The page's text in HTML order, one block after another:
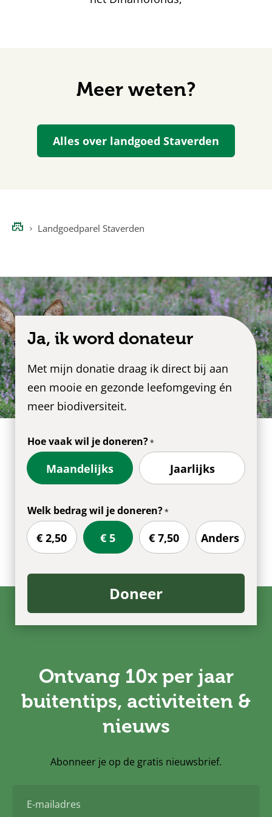
Meer weten?
Alles over landgoed Staverden
Landgoedparel Staverden
Ja, ik word donateur
Met mijn donatie draag ik direct bij aan
een mooie en gezonde leefomgeving én
meer biodiversiteit.
Hoe vaak wil je doneren?
Maandelijks Jaarlijks
Welk bedrag wil je doneren?
€ 2,50 € 5 € 7,50 Anders
Doneer
Ontvang 10x per jaar
buitentips, activiteiten &
nieuws
Abonneer je op de gratis nieuwsbrief.
mailadres